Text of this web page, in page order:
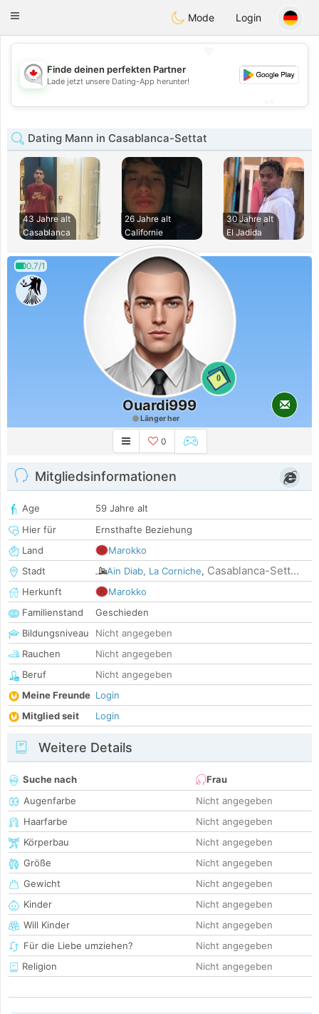
CANADIANchat
Toggle
Mode Login
💖
💕
Finde deinen perfekten Partner
Lade jetzt unsere Dating-App herunter!
Dating Mann in Casablanca-Settat
43 Jahre alt
Casablanca
26 Jahre alt
Californie
30 Jahre alt
El Jadida
0.7/1
0
Ouardi999
Länger her
0
Mitgliedsinformationen
Age
59 Jahre alt
Hier für
Ernsthafte Beziehung
Land
Marokko
Stadt
Ain Diab, La Corniche, Casablanca-Sett...
Herkunft
Marokko
Familienstand
Geschieden
Bildungsniveau
Nicht angegeben
Rauchen
Nicht angegeben
Beruf
Nicht angegeben
Meine Freunde Login
Mitglied seit
Login
Weitere Details
Suche nach
Frau
Augenfarbe
Nicht angegeben
Haarfarbe
Nicht angegeben
Körperbau
Nicht angegeben
Größe
Nicht angegeben
Gewicht
Nicht angegeben
Kinder
Nicht angegeben
Will Kinder
Nicht angegeben
Für die Liebe umziehen?
Nicht angegeben
Religion
Nicht angegeben